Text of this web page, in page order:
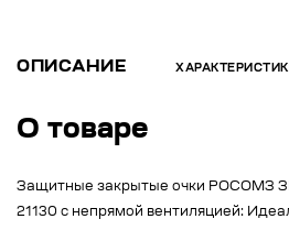
ОПИСАНИЕ
О товаре
Защитные закрытые очки РОСОМЗ
21130 с непрямой вентиляцией: